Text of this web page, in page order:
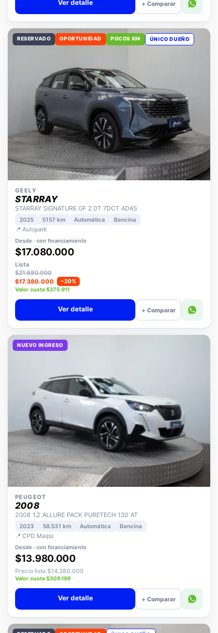
+ Comparar
RESERVADO OPORTUNIDAD POCOS KM
GEELY
STARRAY
STARRAY SIGNATURE GF 2.0T 7DCT ADAS
2025 5157 km
📍 Autopark
Desde · con financiamiento
$17.080.000
Lista
$21.680.000
$17.380.000
−20%
Valor cuota $375.911
+ Comparar
PEUGEOT
2008
2008 1.2 ALLURE PACK PURETECH 130 AT
2023 58.531 km
📍 CPD Maipú
Desde · con financiamiento
$13.980.000
Precio lista $14.280.000
Valor cuota $309.199
+ Comparar